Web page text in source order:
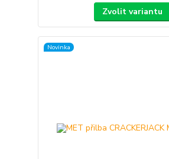
Zvolit variantu
Novinka